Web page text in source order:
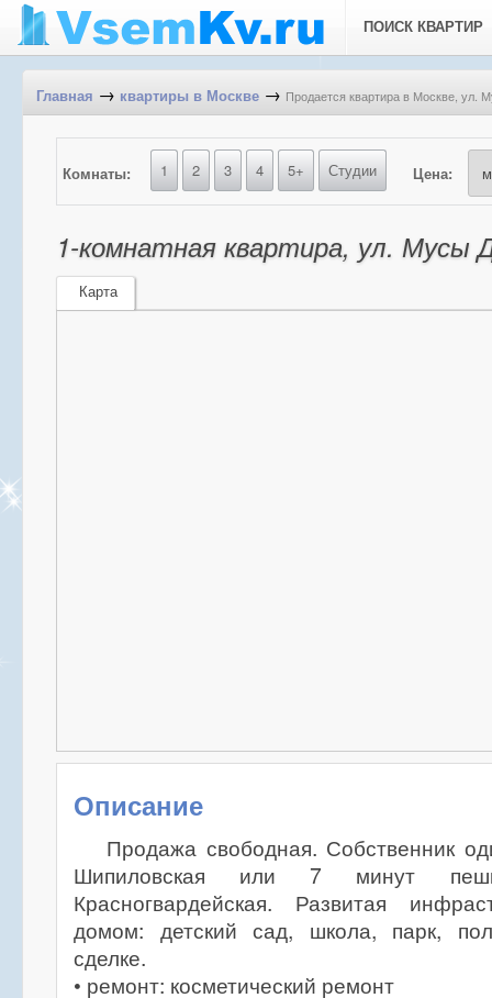
ПОИСК КВАРТИР
Главная → квартиры в Москве → Продается квартира в Москве, ул.
Комнаты: 1 2 3 4 5+ Студии Цена:
1-комнатная квартира, ул. Мусы
Карта
Описание
Продажа свободная. Собственник
Шипиловская или 7 минут
Красногвардейская. Развитая
домом: детский сад, школа, парк,
сделке.
• ремонт: косметический ремонт